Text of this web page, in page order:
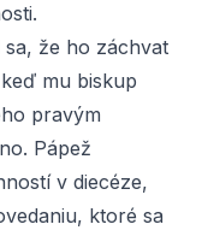
že ho záchvat
mu biskup
pravým
Pápež
v diecéze,
ktoré sa